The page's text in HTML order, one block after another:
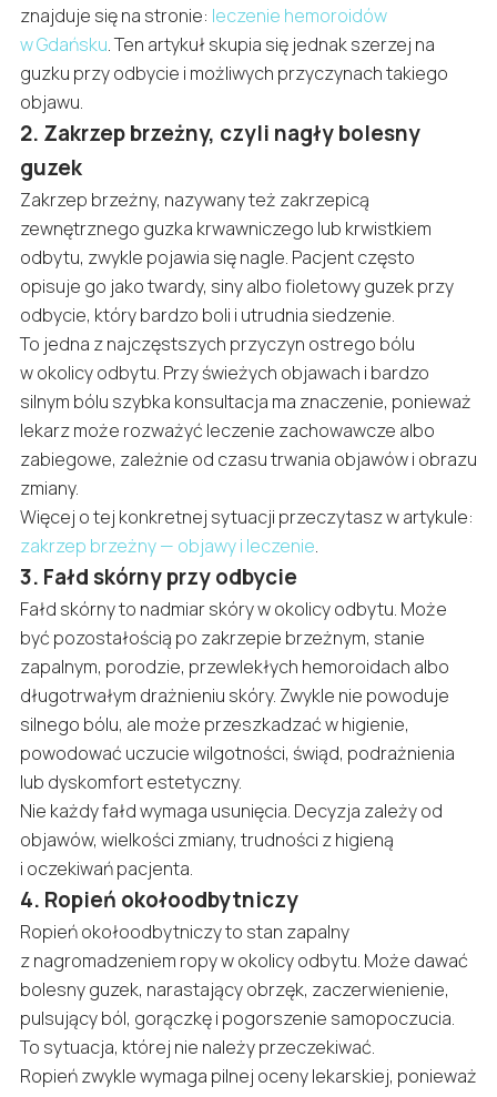
znajduje się na stronie: leczenie hemoroidów
w Gdańsku. Ten artykuł skupia się jednak szerzej na
guzku przy odbycie i możliwych przyczynach takiego
objawu.
2. Zakrzep brzeżny, czyli nagły bolesny
guzek
Zakrzep brzeżny, nazywany też zakrzepicą
zewnętrznego guzka krwawniczego lub krwistkiem
odbytu, zwykle pojawia się nagle. Pacjent często
opisuje go jako twardy, siny albo fioletowy guzek przy
odbycie, który bardzo boli i utrudnia siedzenie.
To jedna z najczęstszych przyczyn ostrego bólu
w okolicy odbytu. Przy świeżych objawach i bardzo
silnym bólu szybka konsultacja ma znaczenie, ponieważ
lekarz może rozważyć leczenie zachowawcze albo
zabiegowe, zależnie od czasu trwania objawów i obrazu
zmiany.
Więcej o tej konkretnej sytuacji przeczytasz w artykule:
zakrzep brzeżny — objawy i leczenie.
3. Fałd skórny przy odbycie
Fałd skórny to nadmiar skóry w okolicy odbytu. Może
być pozostałością po zakrzepie brzeżnym, stanie
zapalnym, porodzie, przewlekłych hemoroidach albo
długotrwałym drażnieniu skóry. Zwykle nie powoduje
silnego bólu, ale może przeszkadzać w higienie,
powodować uczucie wilgotności, świąd, podrażnienia
lub dyskomfort estetyczny.
Nie każdy fałd wymaga usunięcia. Decyzja zależy od
objawów, wielkości zmiany, trudności z higieną
i oczekiwań pacjenta.
4. Ropień okołoodbytniczy
Ropień okołoodbytniczy to stan zapalny
z nagromadzeniem ropy w okolicy odbytu. Może dawać
bolesny guzek, narastający obrzęk, zaczerwienienie,
pulsujący ból, gorączkę i pogorszenie samopoczucia.
To sytuacja, której nie należy przeczekiwać.
Ropień zwykle wymaga pilnej oceny lekarskiej, ponieważ